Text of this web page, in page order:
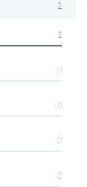
1
1
0
0
0
0